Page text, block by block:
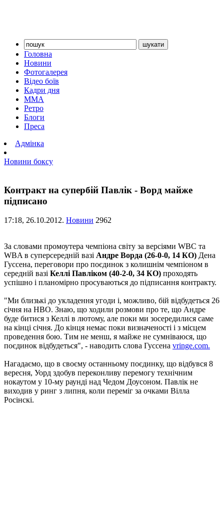
Головна
Новини
Фотогалерея
Відео боїв
Кадри дня
ММА
Ретро
Блоги
Преса
Адмінка
Новини боксу
Контракт на супербій Павлік - Ворд майже
підписано
17:18, 26.10.2012. Новини 2962
За словами промоутера чемпіона світу за версіями WBC та
WBA в суперсередній вазі Андре Ворда (26-0-0, 14 КО) Дена
Гуссена, переговори про поєдинок з колишнім чемпіоном в
середній вазі Келлі Павліком (40-2-0, 34 КО) проходять
успішно і планомірно просуваються до підписання контракту.
"Ми близькі до укладення угоди і, можливо, бій відбудеться 26
січня на НВО. Знаю, що ходили розмови про те, що Андре
буде битися з Келлі в лютому, але поки ми зосередилися саме
на кінці січня. До кінця немає поки визначеності і з місцем
проведення бою. Тим не менш, я майже не сумніваюся, що
поєдинок відбудеться", - наводить слова Гуссена vringe.com.
Нагадаємо, що в своєму останньому поєдинку, що відбувся 8
вересня, Уорд здобув переконливу перемогу технічним
нокаутом у 10-му раунді над Чедом Доусоном. Павлік не
виходив у ринг з липня, коли переміг за очками Вілла
Росінскі.